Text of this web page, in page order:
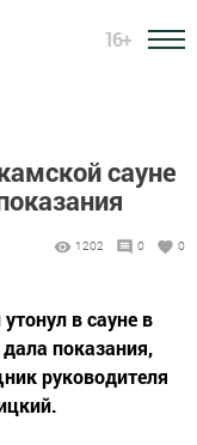
16+
сауне
1202 0 0
в сауне в
показания,
руководителя